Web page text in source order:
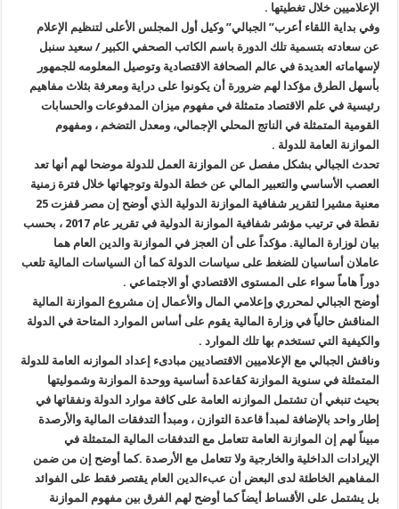
الإعلاميين خلال تغطيتها .
وفي بداية اللقاء أعرب” الجبالي” وكيل أول المجلس الأعلى لتنظيم الإعلام
عن سعادته بتسمية تلك الدورة باسم الكاتب الصحفي الكبير / سعيد سنبل
لإسهاماته العديدة في عالم الصحافة الاقتصادية وتوصيل المعلومه للجمهور
بأسهل الطرق مؤكدا لهم ضرورة أن يكونوا على دراية ومعرفة بثلاث مفاهيم
رئيسية في علم الاقتصاد متمثلة في مفهوم ميزان المدفوعات والحسابات
القومية المتمثلة في الناتج المحلي الإجمالي، ومعدل التضخم ، ومفهوم
الموازنة العامة للدولة .
تحدث الجبالي بشكل مفصل عن الموازنة العمل للدولة موضحا لهم أنها تعد
العصب الأساسي والتعبير المالي عن خطة الدولة وتوجهاتها خلال فترة زمنية
معنية مشيرا لتقرير شفافية الموازنة الدولية الذي أوضح إن مصر قفزت 25
نقطة في ترتيب مؤشر شفافية الموازنة الدولية في تقرير عام 2017 ، بحسب
بيان لوزارة المالية. مؤكداً على أن العجز في الموازنة والدين العام هما
عاملان أساسيان للضغط على سياسات الدولة كما أن السياسات المالية تلعب
دوراً هاماً سواء على المستوى الاقتصادي أو الاجتماعي .
أوضح الجبالي لمحرري وإعلامي المال والأعمال إن مشروع الموازنة المالية
المناقش حالياً في وزارة المالية يقوم على أساس الموارد المتاحة في الدولة
والكيفية التي تستخدم بها تلك الموارد .
وناقش الجبالي مع الإعلاميين الاقتصاديين مبادىء إعداد الموازنه العامة للدولة
المتمثلة في سنوية الموازنة كقاعدة أساسية ووحدة الموازنة وشموليتها
بحيث تنبغي أن تشتمل الموازنه العامة على كافة موارد الدولة ونفقاتها في
إطار واحد بالإضافة لمبدأ قاعدة التوازن ، ومبدأ التدفقات المالية والأرصدة
مبيناً لهم إن الموازنة العامة تتعامل مع التدفقات المالية المتمثلة في
الإيرادات الداخلية والخارجية ولا تتعامل مع الأرصدة .كما أوضح إن من ضمن
المفاهيم الخاطئة لدى البعض أن عبءالدين العام يقتصر فقط على الفوائد
بل يشتمل على الأقساط أيضاً كما أوضح لهم الفرق بين مفهوم الموازنة